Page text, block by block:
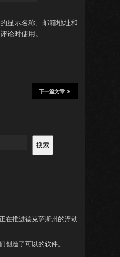
显示名称、邮箱地址和
论时使用。
下一篇文章
搜索
在推进德克萨斯州的浮动
创造了可以的软件。